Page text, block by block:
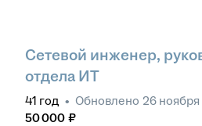
Сетевой инженер,
отдела ИТ
41 год • Обновлено 26 ноября
50 000 ₽